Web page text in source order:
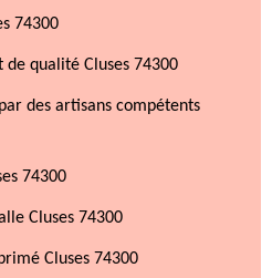
74300
de qualité Cluses 74300
des artisans compétents
74300
Cluses 74300
Cluses 74300